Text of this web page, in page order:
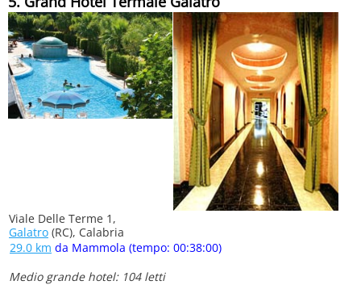
Viale Delle Terme 1,
Galatro (RC), Calabria
29.0 km da Mammola (tempo: 00:38:00)
Medio grande hotel: 104 letti